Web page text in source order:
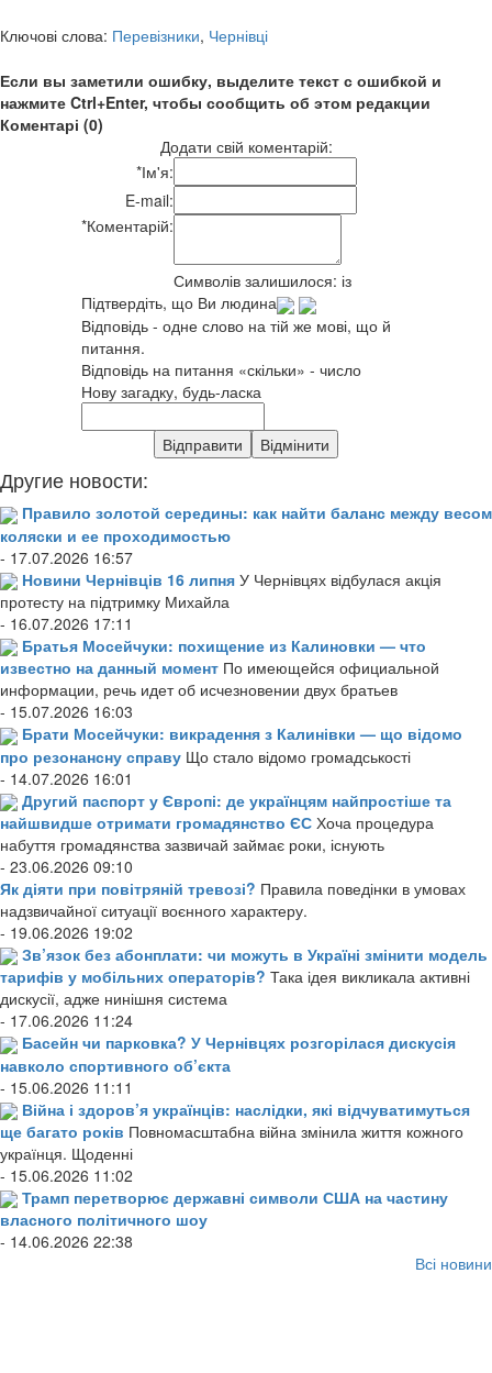
Ключові слова: Перевізники, Чернівці
Если вы заметили ошибку, выделите текст с ошибкой и
нажмите Ctrl+Enter, чтобы сообщить об этом редакции
Коментарі (0)
Додати свій коментарій:
*Ім'я:
E-mail:
*Коментарій:
Символів залишилося: із
Підтвердіть, що Ви людина
Відповідь - одне слово на тій же мові, що й
питання.
Відповідь на питання «скільки» - число
Нову загадку, будь-ласка
Другие новости:
Правило золотой середины: как найти баланс между весом
коляски и ее проходимостью
- 17.07.2026 16:57
Новини Чернівців 16 липня У Чернівцях відбулася акція
протесту на підтримку Михайла
- 16.07.2026 17:11
Братья Мосейчуки: похищение из Калиновки — что
известно на данный момент По имеющейся официальной
информации, речь идет об исчезновении двух братьев
- 15.07.2026 16:03
Брати Мосейчуки: викрадення з Калинівки — що відомо
про резонансну справу Що стало відомо громадськості
- 14.07.2026 16:01
Другий паспорт у Європі: де українцям найпростіше та
найшвидше отримати громадянство ЄС Хоча процедура
набуття громадянства зазвичай займає роки, існують
- 23.06.2026 09:10
Як діяти при повітряній тревозі? Правила поведінки в умовах
надзвичайної ситуації воєнного характеру.
- 19.06.2026 19:02
Зв’язок без абонплати: чи можуть в Україні змінити модель
тарифів у мобільних операторів? Така ідея викликала активні
дискусії, адже нинішня система
- 17.06.2026 11:24
Басейн чи парковка? У Чернівцях розгорілася дискусія
навколо спортивного об’єкта
- 15.06.2026 11:11
Війна і здоров’я українців: наслідки, які відчуватимуться
ще багато років Повномасштабна війна змінила життя кожного
українця. Щоденні
- 15.06.2026 11:02
Трамп перетворює державні символи США на частину
власного політичного шоу
- 14.06.2026 22:38
Всі новини